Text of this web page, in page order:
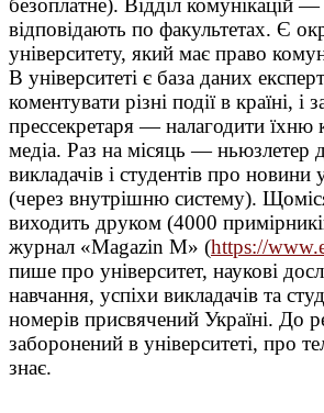
безоплатне). Відділ комунікацій —
відповідають по факультетах. Є
університету, який має право
В університеті є база даних
коментувати різні події в країні, і
прессекретаря — налагодити їхню
медіа. Раз на місяць — ньюзлетер
викладачів і студентів про новини
(через внутрішню систему).
виходить друком (4000
журнал «Magazin М» (https://
пише про університет, наукові
навчання, успіхи викладачів та
номерів присвячений Україні. До
заборонений в університеті, про
знає.